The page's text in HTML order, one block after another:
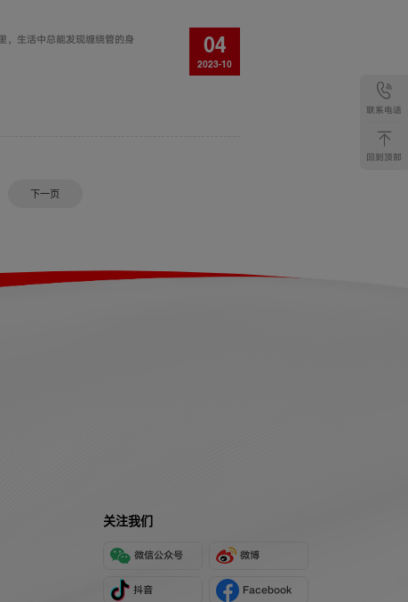
，生活中总能发现缠绕管的身
04
2023-10
下一页
关注我们
微信公众号 微博
抖音 Facebook
联系电话
回到顶部